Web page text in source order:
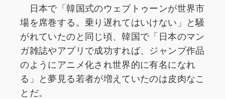
日本で「韓国式のウェブトゥーンが世界市
場を席巻する。乗り遅れてはいけない」と騒
がれていたのと同じ頃、韓国で「日本のマン
ガ雑誌やアプリで成功すれば、ジャンプ作品
のようにアニメ化され世界的に有名になれ
る」と夢見る若者が増えていたのは皮肉なこ
とだ。